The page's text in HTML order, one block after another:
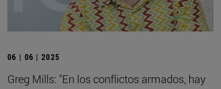
06 | 06 | 2025
Greg Mills: "En los conflictos armados, hay